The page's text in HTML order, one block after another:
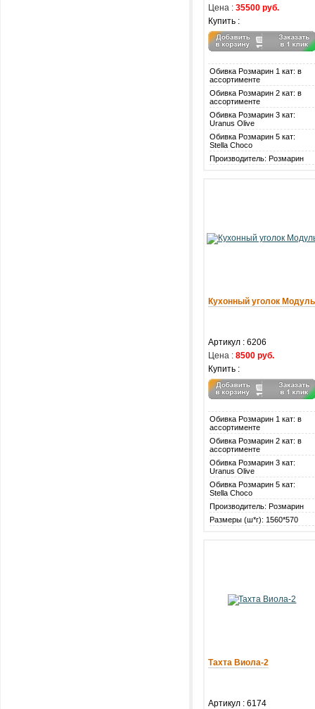
Цена : 35500 руб.
Купить :
Обивка Розмарин 1 кат: в
ассортименте
Обивка Розмарин 2 кат: в
ассортименте
Обивка Розмарин 3 кат:
Uranus Olive
Обивка Розмарин 5 кат:
Stella Choco
Производитель: Розмарин
Кухонный уголок Модуль
Артикул : 6206
Цена : 8500 руб.
Купить :
Обивка Розмарин 1 кат: в
ассортименте
Обивка Розмарин 2 кат: в
ассортименте
Обивка Розмарин 3 кат:
Uranus Olive
Обивка Розмарин 5 кат:
Stella Choco
Производитель: Розмарин
Размеры (ш*г): 1560*570
Тахта Виола-2
Артикул : 6174